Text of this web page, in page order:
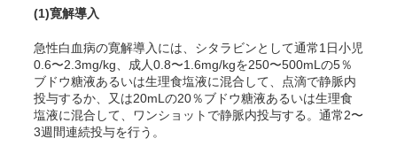
(1)寛解導入
急性白血病の寛解導入には、シタラビンとして通常1日小児
0.6〜2.3mg/kg、成人0.8〜1.6mg/kgを250〜500mLの5％
ブドウ糖液あるいは生理食塩液に混合して、点滴で静脈内
投与するか、又は20mLの20％ブドウ糖液あるいは生理食
塩液に混合して、ワンショットで静脈内投与する。通常2〜
3週間連続投与を行う。